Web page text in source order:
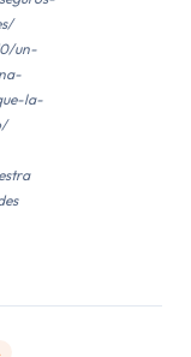
un-
la-